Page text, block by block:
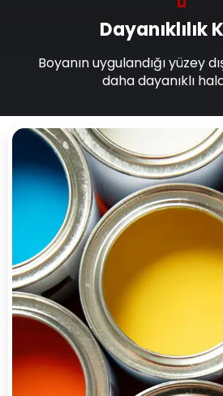
Dayanıklılık
Boyanın uygulandığı yüzey
daha dayanıklı